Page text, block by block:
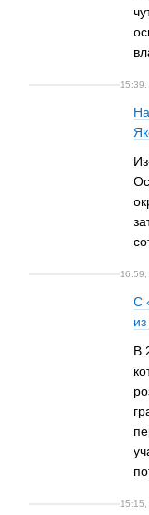
15:39,
16:59,
С
В
15:15,